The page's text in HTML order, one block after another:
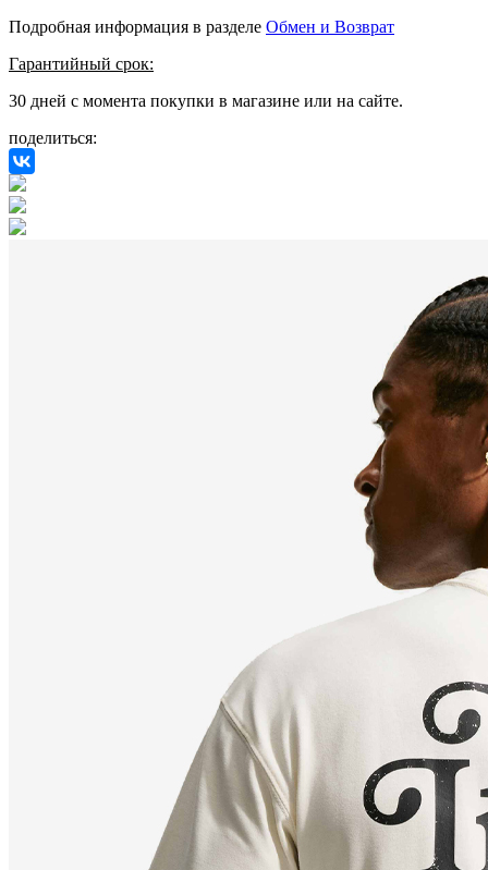
Подробная информация в разделе Обмен и Возврат
Гарантийный срок:
30 дней с момента покупки в магазине или на сайте.
поделиться: